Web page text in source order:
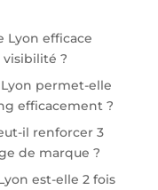
Lyon efficace
?
permet-elle
efficacement ?
il renforcer 3
de marque ?
est-elle 2 fois